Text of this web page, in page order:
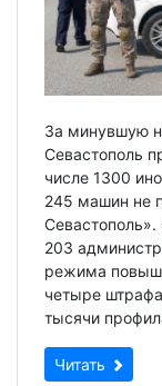
За минувшую
Севастополь
числе 1300
245 машин не
203
режима
четыре
тысячи
Читать